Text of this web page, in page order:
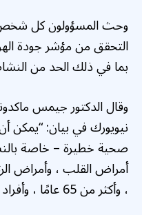
وحث المسؤولون كل
التحقق من مؤشر جودة
بما في ذلك الحد من
وقال الدكتور جيمس
نيويورك في بيان: “يمكن
صحية خطيرة – خاصة
أمراض القلب ، وأمراض
، وأكثر من 65 عامًا ، وأفراد حاملون”.